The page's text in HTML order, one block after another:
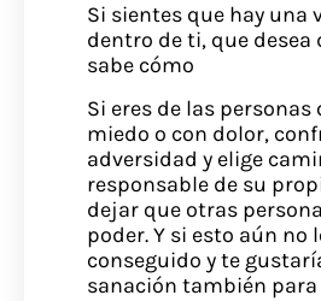
Si sientes que hay una
dentro de ti, que desea
sabe cómo
Si eres de las personas
miedo o con dolor,
adversidad y elige
responsable de su
dejar que otras
poder. Y si esto aún no
conseguido y te
sanación también